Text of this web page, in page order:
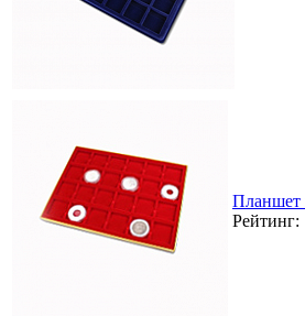
Планшет
Рейтинг: